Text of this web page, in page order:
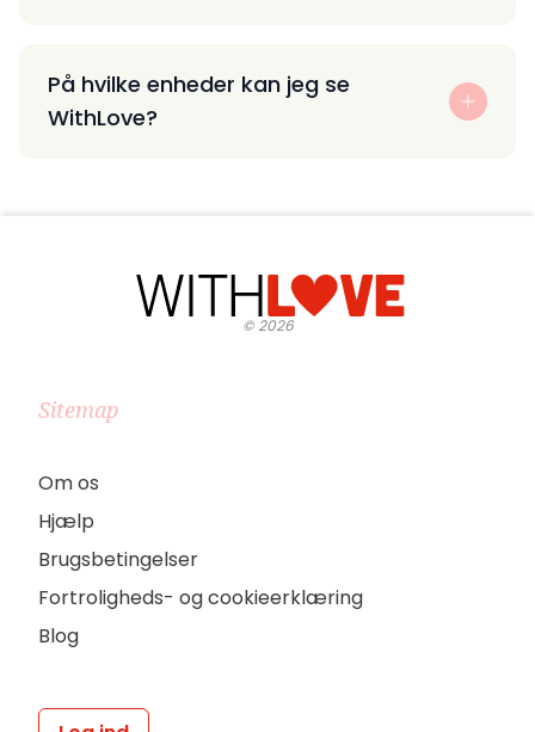
På hvilke enheder kan jeg se
WithLove?
©2026
Sitemap
Om os
Hjælp
Brugsbetingelser
Fortroligheds- og cookieerklæring
Blog